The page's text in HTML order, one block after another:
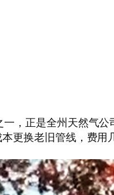
，正是全州天然气公
更换老旧管线，费用